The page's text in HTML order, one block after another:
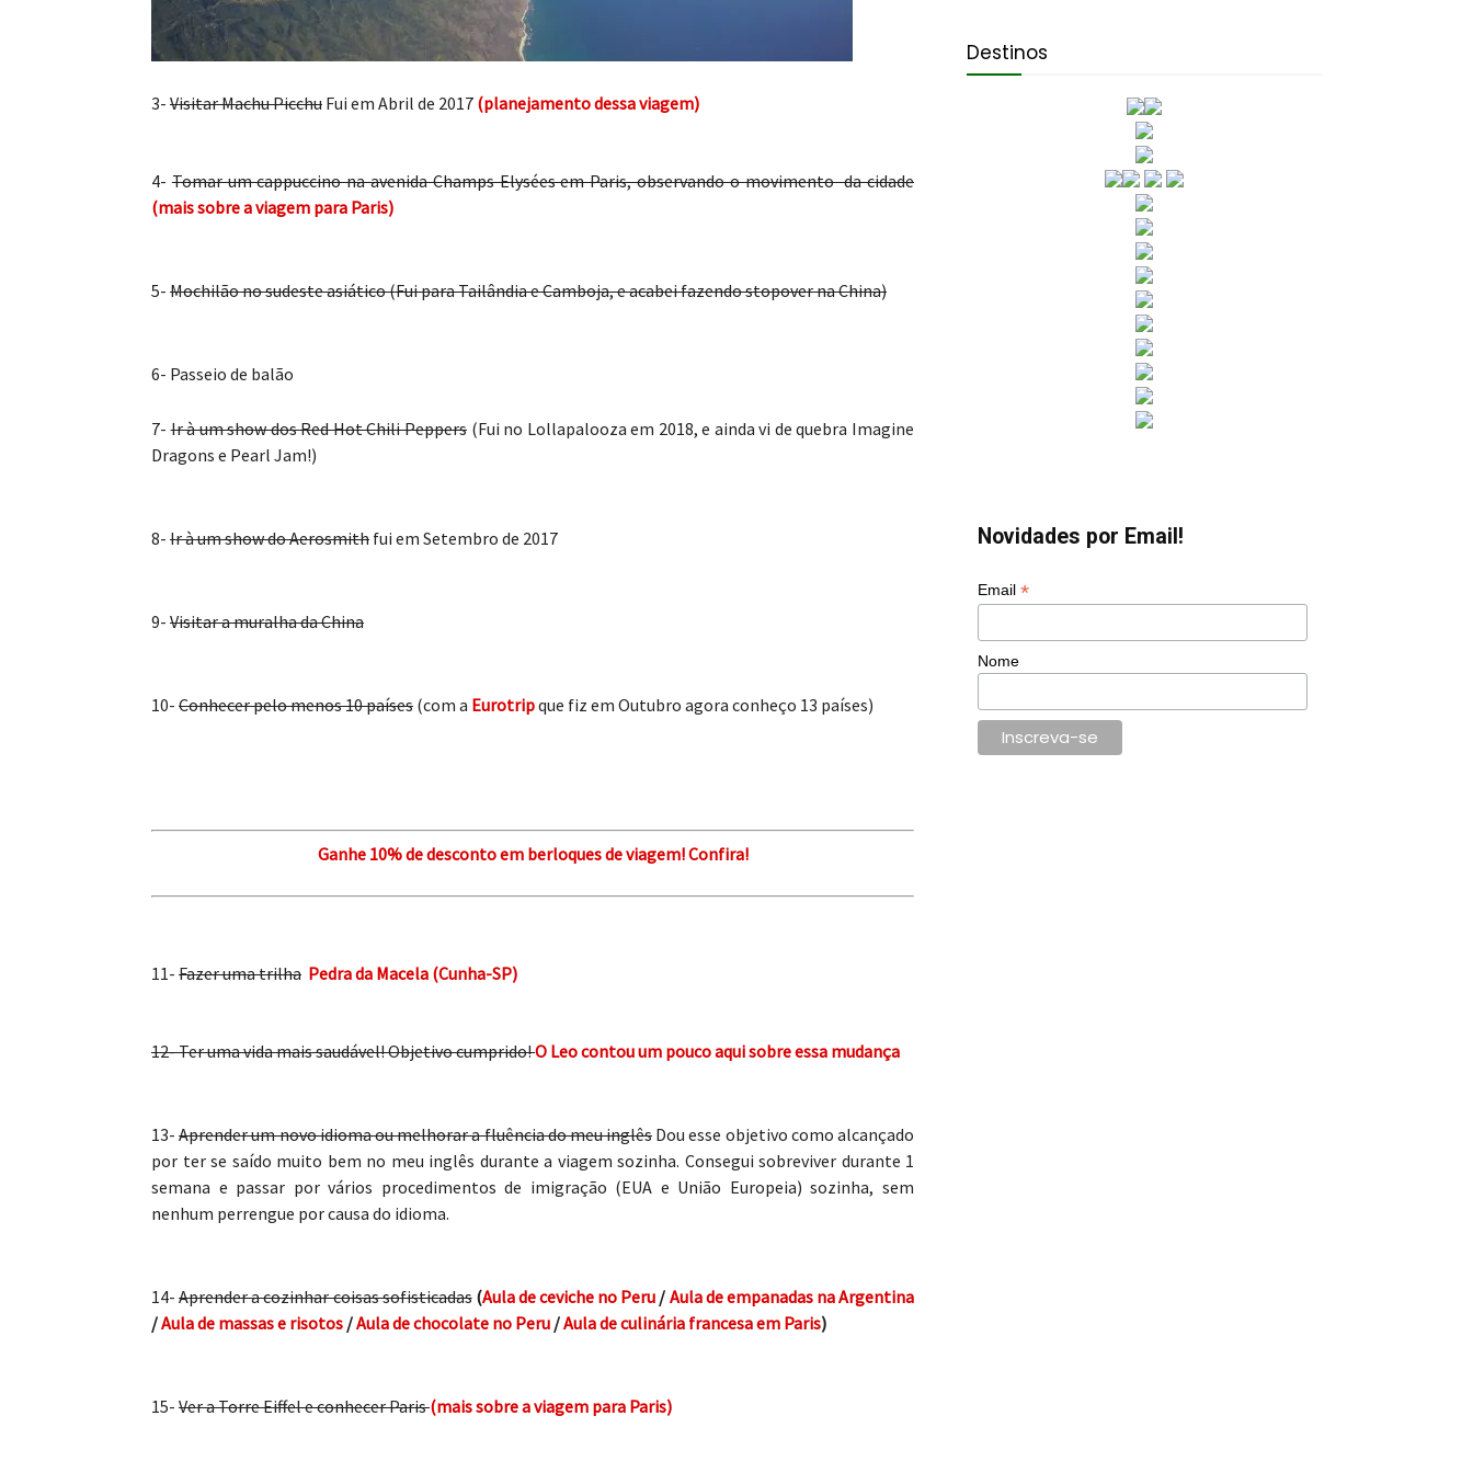
3- Visitar Machu Picchu Fui em Abril de 2017 (planejamento dessa viagem)
4-Tomar um cappuccino na avenida Champs Elysées em Paris, observando o movimento da cidade
(mais sobre a viagem para Paris)
5- Mochilão no sudeste asiático (Fui para Tailândia e Camboja, e acabei fazendo stopover na China)
6- Passeio de balão
7-Ir à um show dos Red Hot Chili Peppers(Fui no Lollapalooza em 2018, e ainda vi de quebra Imagine
Dragons e Pearl Jam!)
8- Ir à um show do Aerosmith fui em Setembro de 2017
9- Visitar a muralha da China
10- Conhecer pelo menos 10 países (com a Eurotripque fiz em Outubro agora conheço 13 países)
Ganhe 10% de desconto em berloques de viagem! Confira!
11- Fazer uma trilha Pedra da Macela (Cunha-SP)
12- Ter uma vida mais saudável! Objetivo cumprido!O Leo contou um pouco aqui sobre essa mudança
13-Aprender um novo idioma ou melhorar a fluência do meu inglês Dou esse objetivo como alcançado
por ter se saído muito bem no meu inglês durante a viagem sozinha. Consegui sobreviver durante 1
semana e passar por vários procedimentos de imigração (EUA e União Europeia) sozinha, sem
nenhum perrengue por causa do idioma.
14-Aprender a cozinhar coisas sofisticadas (Aula de ceviche no Peru / Aula de empanadas na Argentina
/Aula de massas e risotos /Aula de chocolate no Peru /Aula de culinária francesa em Paris)
15- Ver a Torre Eiffel e conhecer Paris(mais sobre a viagem para Paris)
Destinos
Novidades por Email!
Email *
Nome